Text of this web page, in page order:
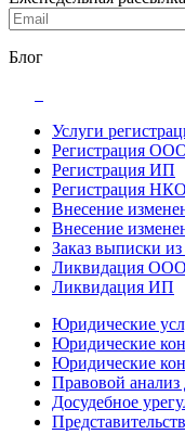
Блог
Услуги
Регистрация
Регистрация ИП
Регистрация НКО
Внесение
Внесение
Заказ выписки
Ликвидация ООО
Ликвидация ИП
Юридические
Юридические
Юридические
Правовой анализ
Досудебное